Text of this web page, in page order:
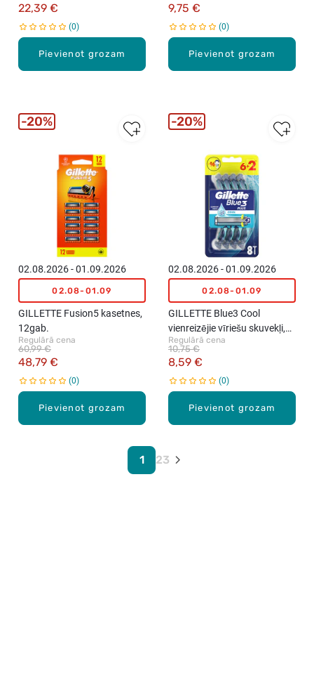
Pievienot grozam
22,39 €
0
Pievienot grozam
9,75 €
0
Pievienot grozam
02.08.2026 - 01.09.2026
02.08-01.09
GILLETTE Fusion5 kasetnes,
12gab.
Regulārā cena
48,79 €
60,99 €
0
20%
Pievienot grozam
02.08.2026 - 01.09.2026
02.08-01.09
GILLETTE Blue3 Cool
vienreizējie vīriešu skuvekļi,
8gab.
Regulārā cena
8,59 €
10,75 €
0
20%
1 23